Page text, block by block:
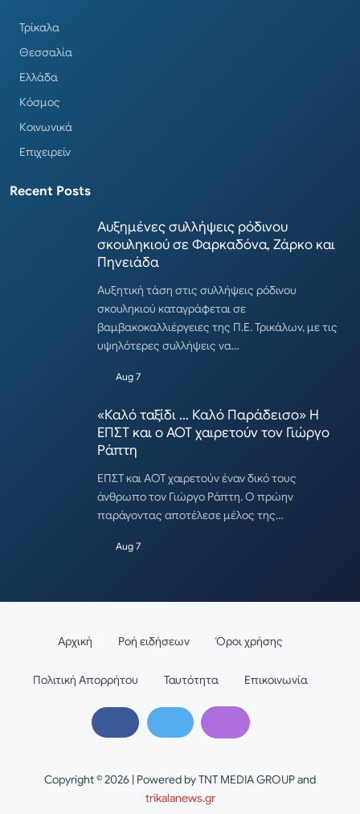
Τρίκαλα
Θεσσαλία
Ελλάδα
Κόσμος
Κοινωνικά
Επιχειρείν
Recent Posts
Αυξημένες συλλήψεις ρόδινου
σκουληκιού σε Φαρκαδόνα, Ζάρκο και
Πηνειάδα
Αυξητική τάση στις συλλήψεις ρόδινου
σκουληκιού καταγράφεται σε
βαμβακοκαλλιέργειες της Π.Ε. Τρικάλων, με τις
υψηλότερες συλλήψεις να…
Aug 7
«Καλό ταξίδι … Καλό Παράδεισο» Η
ΕΠΣΤ και ο ΑΟΤ χαιρετούν τον Γιώργο
Ράπτη
ΕΠΣΤ και ΑΟΤ χαιρετούν έναν δικό τους
άνθρωπο τον Γιώργο Ράπτη. Ο πρώην
παράγοντας αποτέλεσε μέλος της…
Aug 7
Copyright © 2026 | Powered by TNT MEDIA GROUP and
trikalanews.gr
Αρχική Ροή ειδήσεων Όροι χρήσης
Πολιτική Απορρήτου Ταυτότητα Επικοινωνία